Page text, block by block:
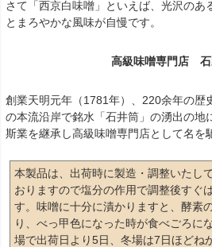
さて「西京白味噌」といえば、光沢のあ
とまろやかな風味が自慢です。
高級味噌専門店 石
創業天明元年（1781年）、220余年の歴
の本流沿岸で銘水「石井筒」の湧出の地
斯業を継承し高級味噌専門店として名を
本製品は、出荷時に製造・調整いたし
おりますので塩分の作用で調整後すぐ
す。味噌に十分に漬かりますと、酵素
り、べっ甲色になった時が食べごろに
場で出荷日より5日、冬場は7日ほどね